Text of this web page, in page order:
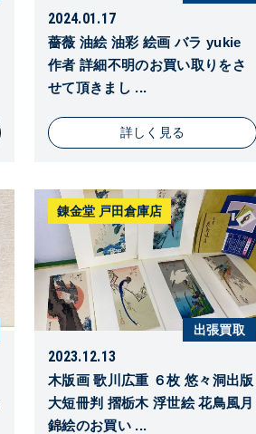
2024.01.17
薔薇 油絵 油彩 絵画 バラ yukie
作者 詳細不明のお買い取りをさ
せて頂きまし ...
詳しく見る
錬金堂 戸田倉庫店
出張買取
2023.12.13
木版画 歌川広重 ６枚 悠々洞出版
大短冊判 摺栃木 浮世絵 花鳥風月
錦絵のお買い ...